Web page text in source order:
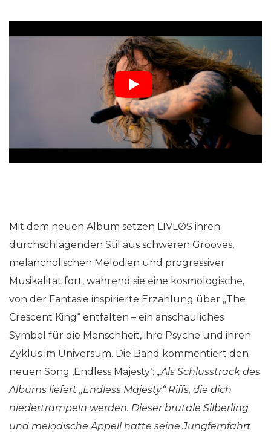
Mit dem neuen Album setzen LIVLØS ihren
durchschlagenden Stil aus schweren Grooves,
melancholischen Melodien und progressiver
Musikalität fort, während sie eine kosmologische,
von der Fantasie inspirierte Erzählung über „The
Crescent King“ entfalten – ein anschauliches
Symbol für die Menschheit, ihre Psyche und ihren
Zyklus im Universum. Die Band kommentiert den
neuen Song ‚Endless Majesty‘: „Als Schlusstrack des
Albums liefert „Endless Majesty“ Riffs, die dich
niedertrampeln werden. Dieser brutale Silberling
und melodische Appell hatte seine Jungfernfahrt